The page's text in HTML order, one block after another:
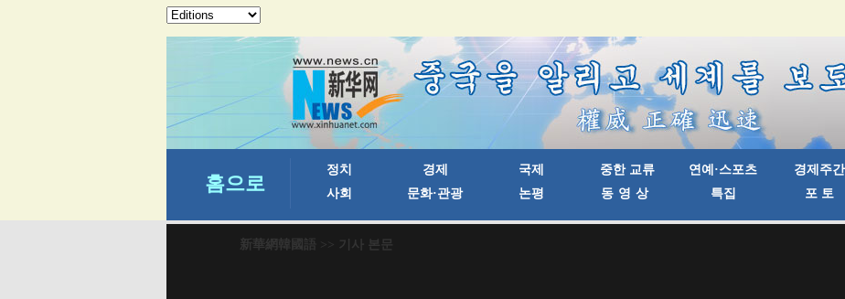
新華網韓國語 >> 기사 본문